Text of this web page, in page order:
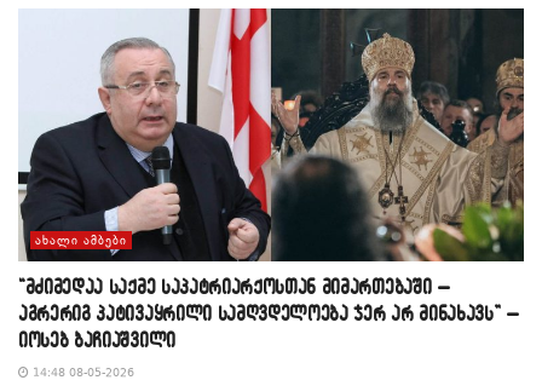
ᲐᲮᲐᲚᲘ ᲐᲛᲑᲔᲑᲘ
“მძიმედაა საქმე საპატრიარქოსთან მიმართებაში –
აგრერიგ პატივაყრილი სამღვდელოება ჯერ არ მინახავს” –
იოსებ ბაჩიაშვილი
14:48 08-05-2026